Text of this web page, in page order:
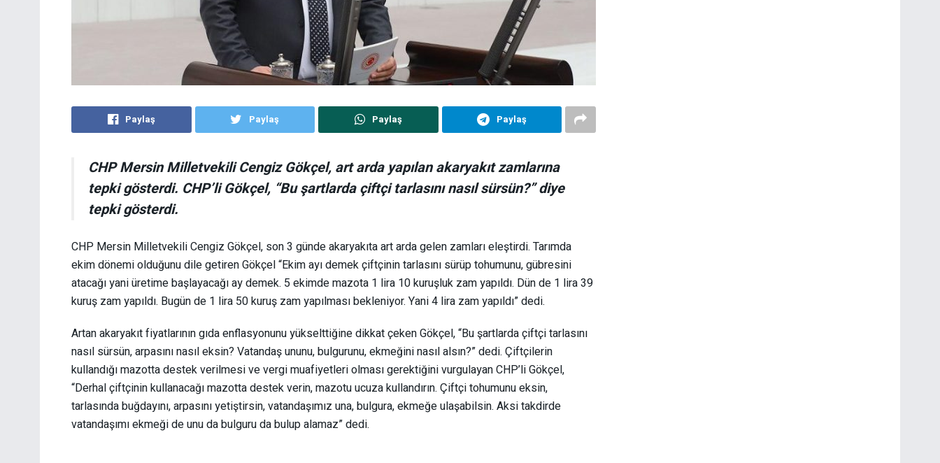
Paylaş Paylaş Paylaş Paylaş
CHP Mersin Milletvekili Cengiz Gökçel, artarda yapılan akaryakıt zamlarına
tepki gösterdi. CHP’li Gökçel, “Bu şartlarda çiftçi tarlasını nasıl sürsün?” diye
tepki gösterdi.
CHP Mersin Milletvekili Cengiz Gökçel, son 3 günde akaryakıta art arda gelen zamları eleştirdi. Tarımda
ekim dönemi olduğunu dile getiren Gökçel “Ekim ayı demek çiftçinin tarlasını sürüptohumunu,gübresini
atacağı yani üretime başlayacağı ay demek. 5 ekimde mazota 1 lira 10 kuruşluk zam yapıldı. Dün de 1 lira 39
kuruş zam yapıldı. Bugün de 1 lira 50 kuruş zam yapılması bekleniyor. Yani 4 lira zam yapıldı” dedi.
Artan akaryakıt fiyatlarının gıda enflasyonunu yükselttiğine dikkat çeken Gökçel, “Bu şartlarda çiftçi tarlasını
nasıl sürsün, arpasını nasıl eksin? Vatandaş ununu, bulgurunu, ekmeğini nasıl alsın?” dedi. Çiftçilerin
kullandığı mazotta destek verilmesi ve vergi muafiyetleri olması gerektiğini vurgulayan CHP’li Gökçel,
“Derhal çiftçinin kullanacağı mazotta destek verin, mazotu ucuza kullandırın. Çiftçi tohumunu eksin,
tarlasında buğdayını, arpasını yetiştirsin, vatandaşımız una, bulgura, ekmeğe ulaşabilsin. Aksi takdirde
vatandaşımı ekmeği de unu da bulguru da bulup alamaz” dedi.